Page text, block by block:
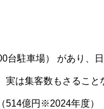
台駐車場） があり、
は集客数もさること
514億円※2024年度）